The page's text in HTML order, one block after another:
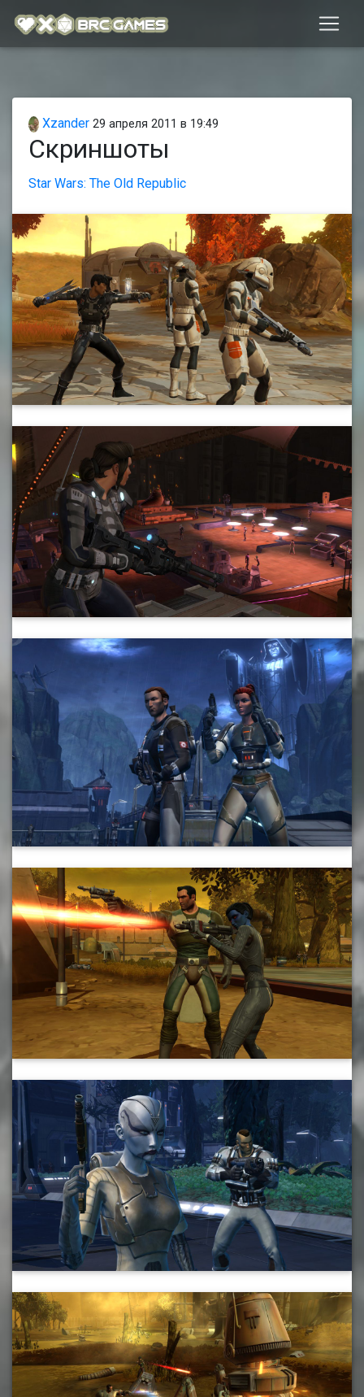
Xzander 29 апреля 2011 в 19:49
Скриншоты
Star Wars: The Old Republic